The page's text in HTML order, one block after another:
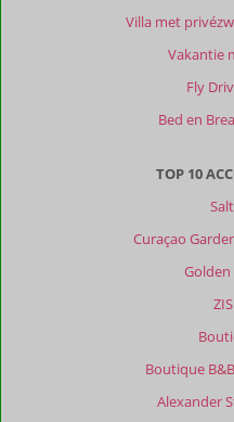
Villa met
Vakantie
Fly
Bed en
TOP 10
Curaçao
Golden
Boutique
Alexander